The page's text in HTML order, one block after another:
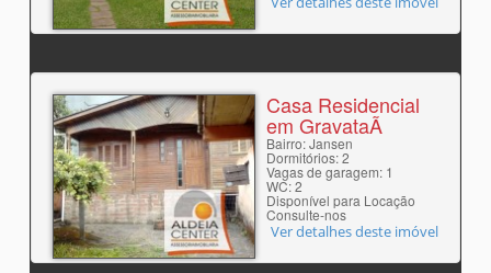
Casa Residencial
em GravataÃ­
Bairro: Jansen
Dormitórios: 2
Vagas de garagem: 1
WC: 2
Disponível para Locação
Consulte-nos
Ver detalhes deste imóvel